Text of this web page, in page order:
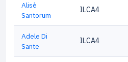
Alisè
Santorum
ILCA4
Adele Di
Sante
ILCA4